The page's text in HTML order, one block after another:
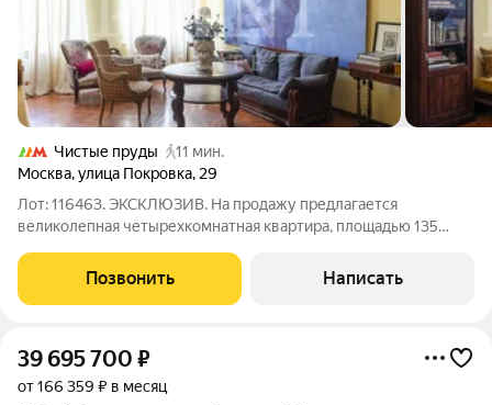
Чистые пруды
11 мин.
Москва,улица Покровка, 29
Лот: 116463. ЭКСКЛЮЗИВ. На продажу предлагается
великолепная четырехкомнатная квартира, площадью 135
Кекушева. Планировка: гостиная, кухня, три спальни,
совмещенный санузел, раздельный санузел,
Позвонить Написать
39 695 700 ₽
от 166 359 ₽ в месяц